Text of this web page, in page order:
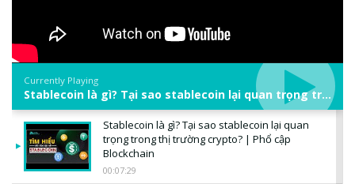
Currently Playing
Stablecoin là gì? Tại sao stablecoin lại quan trọng trong thị trường crypto? | Phổ cập Blockchain
Stablecoin là gì? Tại sao stablecoin lại quan
trọng trong thị trường crypto? | Phổ cập
Blockchain
00:07:29